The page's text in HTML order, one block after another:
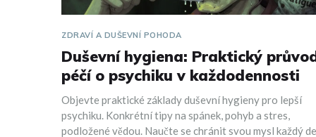
ZDRAVÍ A DUŠEVNÍ POHODA
Duševní hygiena: Praktický
péčí o psychiku v každodennosti
Objevte praktické základy duševní hygieny pro lepší
psychiku. Konkrétní tipy na spánek, pohyb a stres,
podložené vědou. Naučte se chránit svou mysl každý